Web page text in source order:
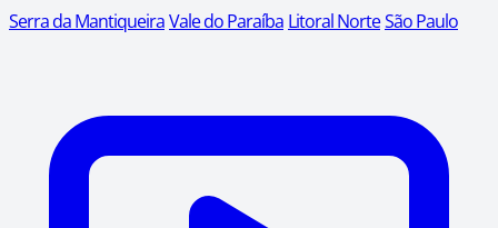
Serra da MantiqueiraVale do Paraíba Litoral NorteSão Paulo